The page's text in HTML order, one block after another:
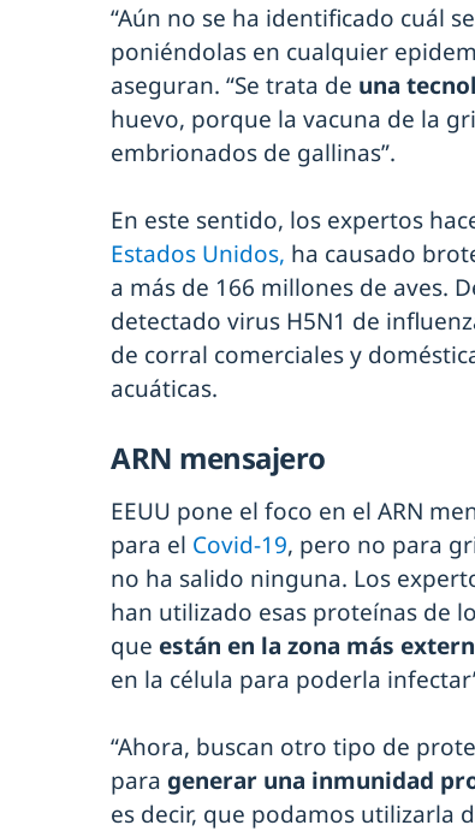
“Aún no se ha identificado cuál
poniéndolas en cualquier
aseguran. “Se trata de una
huevo, porque la vacuna de la
embrionados de gallinas”.
En este sentido, los expertos
Estados Unidos, ha causado
a más de 166 millones de aves.
detectado virus H5N1 de
de corral comerciales y
acuáticas.
ARN mensajero
EEUU pone el foco en el ARN
para el Covid-19, pero no para
no ha salido ninguna. Los
han utilizado esas proteínas de
que están en la zona más
en la célula para poderla
“Ahora, buscan otro tipo de
para generar una inmunidad
es decir, que podamos utilizarla